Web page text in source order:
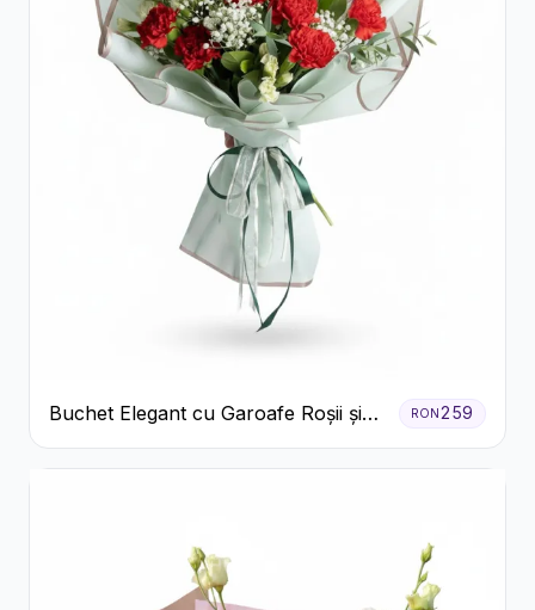
Buchet Elegant cu Garoafe Roșii și
Floarea Miresei
RON259